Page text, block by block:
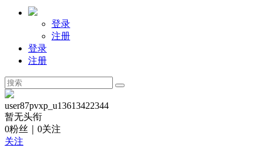
登录
注册
登录
注册
user87pvxp_u13613422344
暂无头衔
0粉丝 0关注
关注